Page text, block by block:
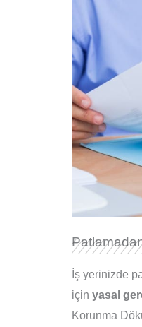
İş yerinizde
için yasal
Korunma